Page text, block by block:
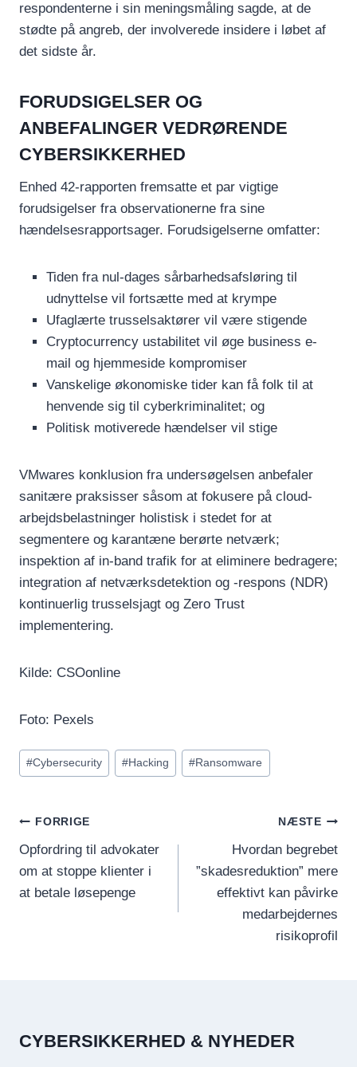
respondenterne i sin meningsmåling sagde, at de
stødte på angreb, der involverede insidere i løbet af
det sidste år.
FORUDSIGELSER OG
ANBEFALINGER VEDRØRENDE
CYBERSIKKERHED
Enhed 42-rapporten fremsatte et par vigtige
forudsigelser fra observationerne fra sine
hændelsesrapportsager. Forudsigelserne omfatter:
Tiden fra nul-dages sårbarhedsafsløring til
udnyttelse vil fortsætte med at krympe
Ufaglærte trusselsaktører vil være stigende
Cryptocurrency ustabilitet vil øge business e-
mail og hjemmeside kompromiser
Vanskelige økonomiske tider kan få folk til at
henvende sig til cyberkriminalitet; og
Politisk motiverede hændelser vil stige
VMwares konklusion fra undersøgelsen anbefaler
sanitære praksisser såsom at fokusere på cloud-
arbejdsbelastninger holistisk i stedet for at
segmentere og karantæne berørte netværk;
inspektion af in-band trafik for at eliminere bedragere;
integration af netværksdetektion og -respons (NDR)
kontinuerlig trusselsjagt og Zero Trust
implementering.
Kilde: CSOonline
Foto: Pexels
Indlæg-
tags:
#Cybersecurity #Hacking #Ransomware
INDLÆGSNAVIGATION
FORRIGE
Opfordring til advokater
om at stoppe klienter i
at betale løsepenge
NÆSTE
Hvordan begrebet
”skadesreduktion” mere
effektivt kan påvirke
medarbejdernes
risikoprofil
CYBERSIKKERHED & NYHEDER